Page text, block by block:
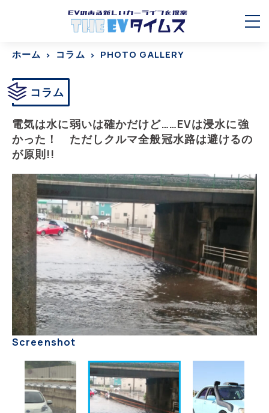
ホーム コラム PHOTO GALLERY
コラム
電気は水に弱いは確かだけど……EVは浸水に強
かった！ ただしクルマ全般冠水路は避けるの
が原則!!
Screenshot